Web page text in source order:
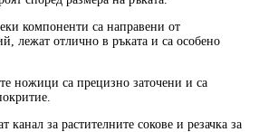
компоненти са направени от
лежат отлично в ръката и са особено
ножици са прецизно заточени и са
за растителните сокове и резачка за